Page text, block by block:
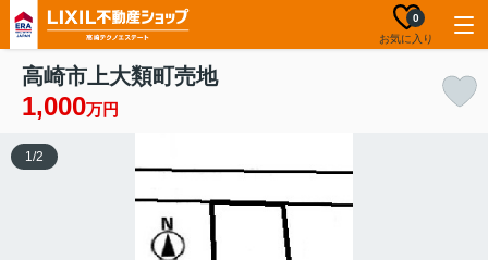
お気に入り
0
高崎市上大類町売地
1,000万円
1/2